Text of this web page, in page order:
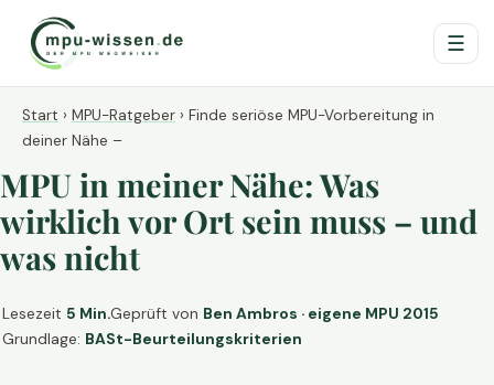
☰
Start › MPU-Ratgeber › Finde seriöse MPU-Vorbereitung in
deiner Nähe –
MPU in meiner Nähe: Was
wirklich vor Ort sein muss – und
was nicht
Lesezeit 5 Min.Geprüft von Ben Ambros · eigene MPU 2015
Grundlage: BASt-Beurteilungskriterien